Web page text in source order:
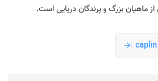
ماهیان بزرگ و پرندگان دریایی است.